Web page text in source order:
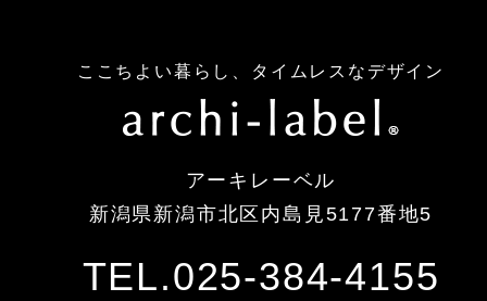
ここちよい暮らし、タイムレスなデザイン
アーキレーベル
新潟県新潟市北区内島見5177番地5
TEL.025-384-4155